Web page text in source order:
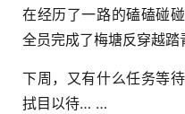
在经历了一路的磕磕碰
全员完成了梅塘反穿越踏
下周，又有什么任务等
拭目以待… …